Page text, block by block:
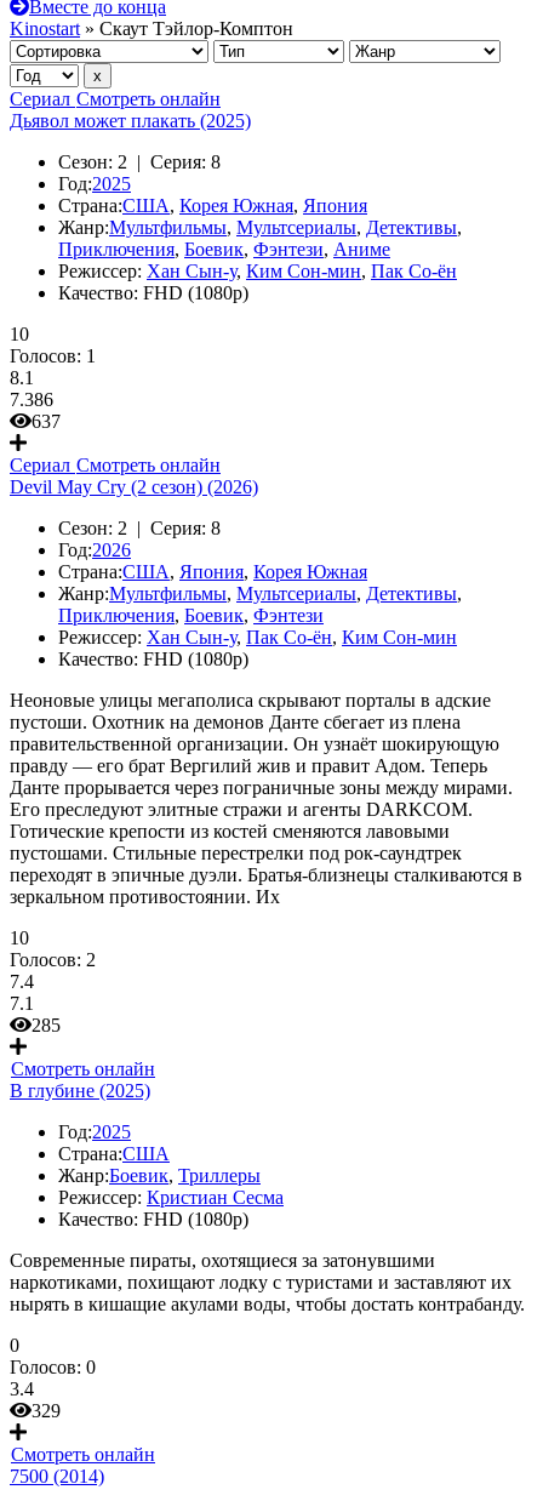
Вместе до конца
Kinostart » Скаут Тэйлор-Комптон
Сериал Смотреть онлайн
Дьявол может плакать (2025)
Сезон: 2 | Серия: 8
Год:2025
Страна:США, Корея Южная, Япония
Жанр:Мультфильмы, Мультсериалы, Детективы,
Приключения, Боевик, Фэнтези, Аниме
Режиссер: Хан Сын-у, Ким Сон-мин, Пак Со-ён
Качество: FHD (1080p)
10
Голосов: 1
8.1
7.386
637
Сериал Смотреть онлайн
Devil May Cry (2 сезон) (2026)
Сезон: 2 | Серия: 8
Год:2026
Страна:США, Япония, Корея Южная
Жанр:Мультфильмы, Мультсериалы, Детективы,
Приключения, Боевик, Фэнтези
Режиссер: Хан Сын-у, Пак Со-ён, Ким Сон-мин
Качество: FHD (1080p)
Неоновые улицы мегаполиса скрывают порталы в адские
пустоши. Охотник на демонов Данте сбегает из плена
правительственной организации. Он узнаёт шокирующую
правду — его брат Вергилий жив и правит Адом. Теперь
Данте прорывается через пограничные зоны между мирами.
Его преследуют элитные стражи и агенты DARKCOM.
Готические крепости из костей сменяются лавовыми
пустошами. Стильные перестрелки под рок-саундтрек
переходят в эпичные дуэли. Братья-близнецы сталкиваются в
зеркальном противостоянии. Их
10
Голосов: 2
7.4
7.1
285
Смотреть онлайн
В глубине (2025)
Год:2025
Страна:США
Жанр:Боевик, Триллеры
Режиссер: Кристиан Сесма
Качество: FHD (1080p)
Современные пираты, охотящиеся за затонувшими
наркотиками, похищают лодку с туристами и заставляют их
нырять в кишащие акулами воды, чтобы достать контрабанду.
0
Голосов: 0
3.4
329
Смотреть онлайн
7500 (2014)